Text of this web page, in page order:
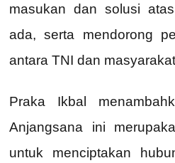
masukan dan solusi
ada, serta mendorong
antara TNI dan
Praka Ikbal
Anjangsana ini
untuk menciptakan